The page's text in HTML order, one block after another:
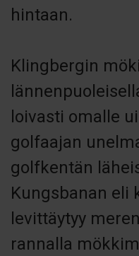
hintaan.
Klingbergin
loivasti omalle
golfaajan
golfkentän
Kungsbanan eli
levittäytyy
rannalla